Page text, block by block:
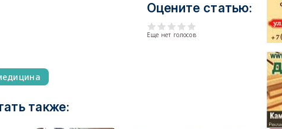
Оцените статью:
Еще нет голосов
также: